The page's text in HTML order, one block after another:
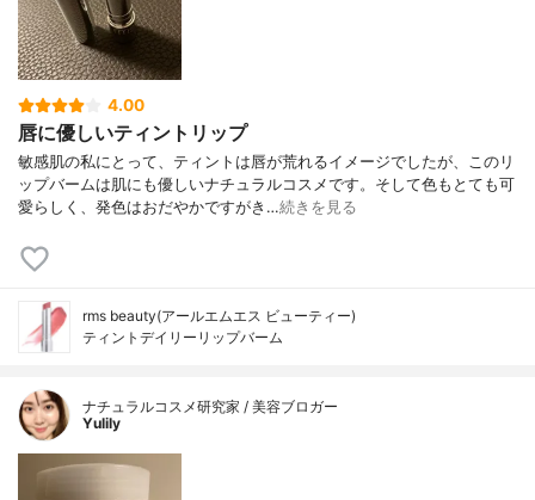
4.00
唇に優しいティントリップ
敏感肌の私にとって、ティントは唇が荒れるイメージでしたが、このリ
ップバームは肌にも優しいナチュラルコスメです。そして色もとても可
愛らしく、発色はおだやかですがき…続きを見る
rms beauty(アールエムエス ビューティー)
ティントデイリーリップバーム
ナチュラルコスメ研究家 / 美容ブロガー
Yulily